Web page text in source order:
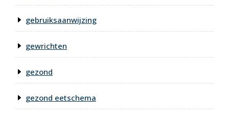
gebruiksaanwijzing
gewrichten
gezond
gezond eetschema